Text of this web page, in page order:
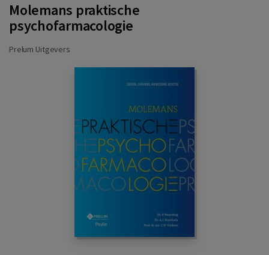
Molemans praktische
psychofarmacologie
Prelum Uitgevers